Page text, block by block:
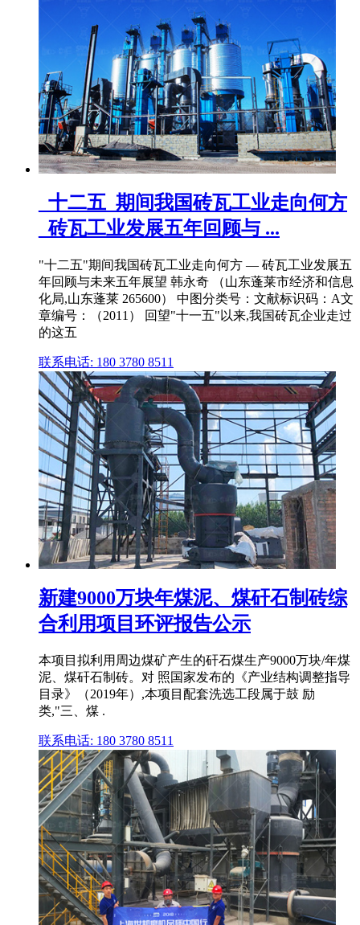
_十二五_期间我国砖瓦工业走向何方
_砖瓦工业发展五年回顾与 ...
"十二五"期间我国砖瓦工业走向何方 — 砖瓦工业发展五
年回顾与未来五年展望 韩永奇 （山东蓬莱市经济和信息
化局,山东蓬莱 265600） 中图分类号：文献标识码：A文
章编号：（2011） 回望"十一五"以来,我国砖瓦企业走过
的这五
联系电话: 180 3780 8511
新建9000万块年煤泥、煤矸石制砖综
合利用项目环评报告公示
本项目拟利用周边煤矿产生的矸石煤生产9000万块/年煤
泥、煤矸石制砖。对 照国家发布的《产业结构调整指导
目录》（2019年）,本项目配套洗选工段属于鼓 励
类,"三、煤 .
联系电话: 180 3780 8511